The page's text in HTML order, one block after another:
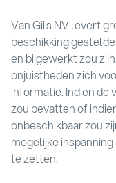
Van Gils NV levert
beschikking
en bijgewerkt zou
onjuistheden zich
informatie. Indien
zou bevatten of
onbeschikbaar zou
mogelijke
te zetten.